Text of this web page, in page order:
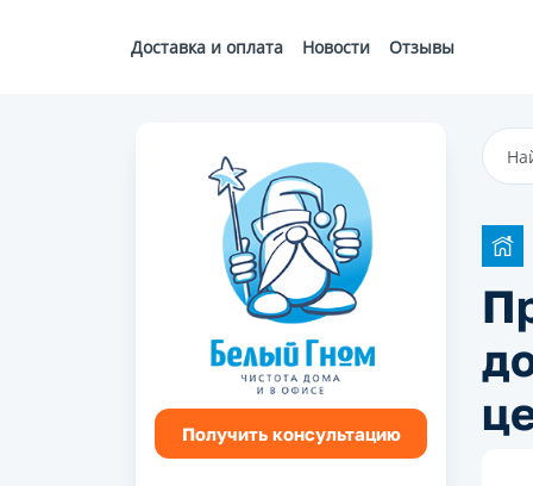
Доставка и оплата Новости Отзывы
Получить консультацию